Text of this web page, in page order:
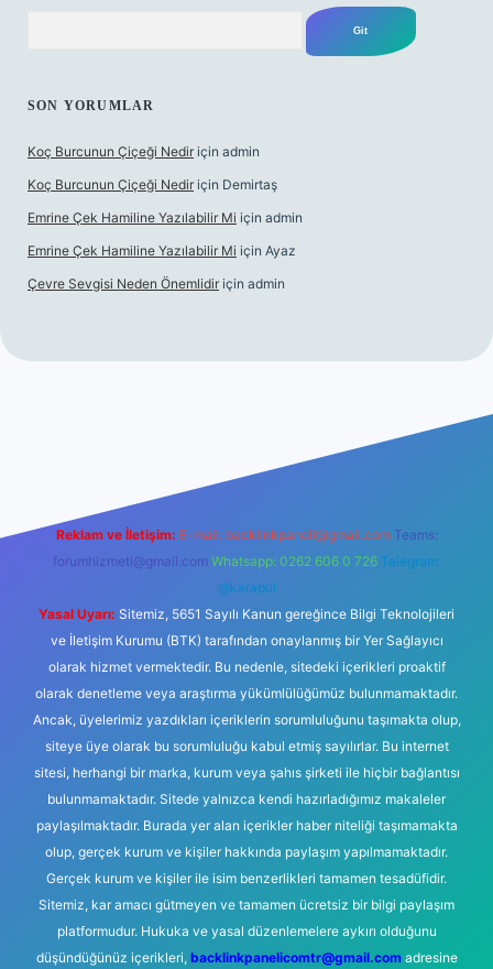
SON YORUMLAR
Koç Burcunun Çiçeği Nedir için admin
Koç Burcunun Çiçeği Nedir için Demirtaş
Emrine Çek Hamiline Yazılabilir Mi için admin
Emrine Çek Hamiline Yazılabilir Mi için Ayaz
Çevre Sevgisi Neden Önemlidir için admin
Reklam ve İletişim: E-mail: backlinkpaneli@gmail.com Teams:
forumhizmeti@gmail.com Whatsapp: 0262 606 0 726 Telegram:
@karabul
Yasal Uyarı: Sitemiz, 5651 Sayılı Kanun gereğince Bilgi Teknolojileri
ve İletişim Kurumu (BTK) tarafından onaylanmış bir Yer Sağlayıcı
olarak hizmet vermektedir. Bu nedenle, sitedeki içerikleri proaktif
olarak denetleme veya araştırma yükümlülüğümüz bulunmamaktadır.
Ancak, üyelerimiz yazdıkları içeriklerin sorumluluğunu taşımakta olup,
siteye üye olarak bu sorumluluğu kabul etmiş sayılırlar. Bu internet
sitesi, herhangi bir marka, kurum veya şahıs şirketi ile hiçbir bağlantısı
bulunmamaktadır. Sitede yalnızca kendi hazırladığımız makaleler
paylaşılmaktadır. Burada yer alan içerikler haber niteliği taşımamakta
olup, gerçek kurum ve kişiler hakkında paylaşım yapılmamaktadır.
Gerçek kurum ve kişiler ile isim benzerlikleri tamamen tesadüfidir.
Sitemiz, kar amacı gütmeyen ve tamamen ücretsiz bir bilgi paylaşım
platformudur. Hukuka ve yasal düzenlemelere aykırı olduğunu
düşündüğünüz içerikleri, backlinkpanelicomtr@gmail.comadresine